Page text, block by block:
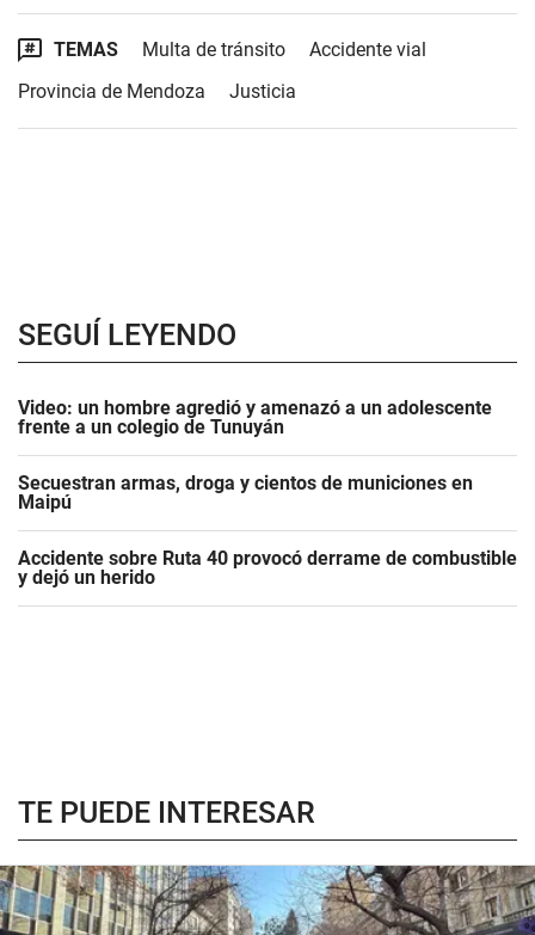
TEMAS Multa de tránsito
Accidente vial
Provincia de Mendoza
Justicia
SEGUÍ LEYENDO
Video: un hombre agredió y amenazó a un adolescente
frente a un colegio de Tunuyán
Secuestran armas, droga y cientos de municiones en
Maipú
Accidente sobre Ruta 40 provocó derrame de combustible
y dejó un herido
TE PUEDE INTERESAR